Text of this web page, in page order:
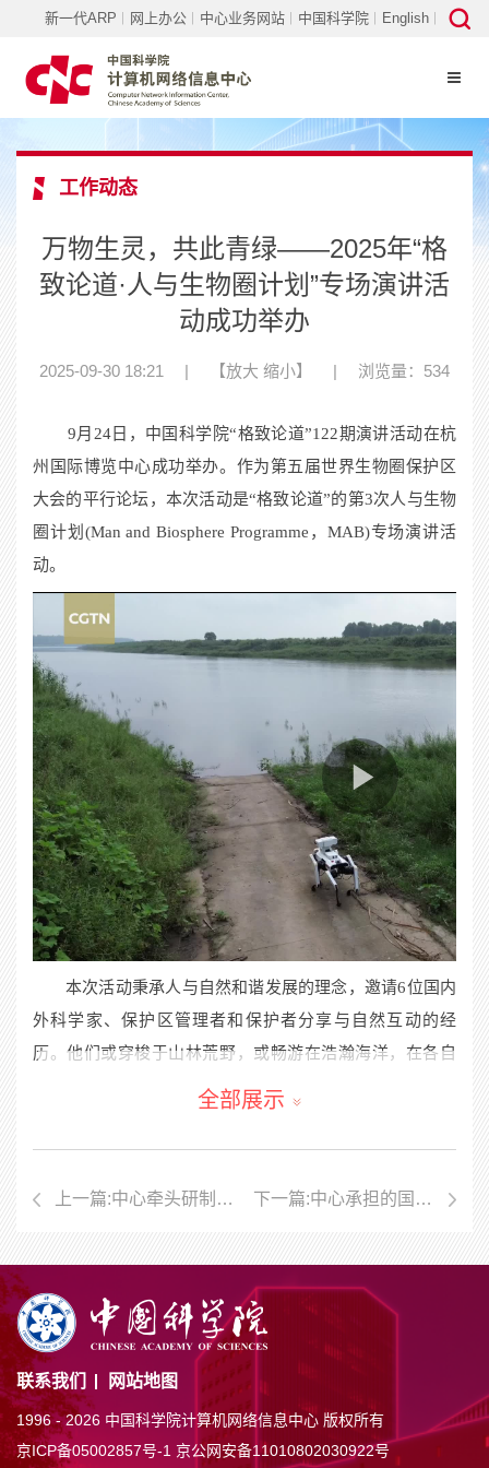
新一代ARP 网上办公 中心业务网站 中国科学院 English
工作动态
万物生灵，共此青绿——2025年“格
致论道·人与生物圈计划”专场演讲活
动成功举办
2025-09-30 18:21 【放大 缩小】 浏览量：534
9月 24日，中国科学院“格致论道”122期演讲活动在杭
州国际博览中心成功举办。作为第五届世界生物圈保护区
大会的平行论坛，本次活动是“格致论道”的第3次人与生物
圈计划 (Man and Biosphere Programme ， MAB)专场演讲活
动。
本次活动秉承人与自然和谐发展的理念，邀请6位国内
外科学家、保护区管理者和保护者分享与自然互动的经
历。他们或穿梭于山林荒野，或畅游在浩瀚海洋，在各自
领域践行着对自然的守护。他们的探索故事，从不同角度
水青山就是金山银山”的中国理念与全球“人与生物圈计划”
全部展示
上一篇:中心牵头研制的国家标准《科学数据收割规范》正式发布 下一篇:中心承担的国家数据局课题顺利通过中期评审
联系我们 网站地图
1996 -2026 中国科学院计算机网络信息中心 版权所有
京ICP备05002857号-1 京公网安备11010802030922号